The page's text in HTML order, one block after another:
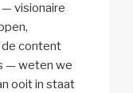
visionaire
de content
— weten we
ooit in staat